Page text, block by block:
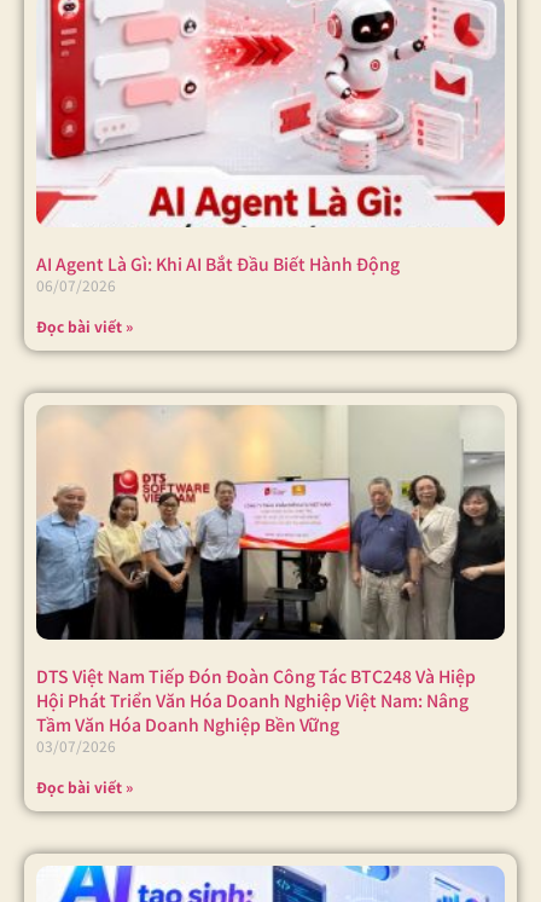
AI Agent Là Gì: Khi AI Bắt Đầu Biết Hành Động
06/07/2026
Đọc bài viết »
DTS Việt Nam Tiếp Đón Đoàn Công Tác BTC248 Và Hiệp
Hội Phát Triển Văn Hóa Doanh Nghiệp Việt Nam: Nâng
Tầm Văn Hóa Doanh Nghiệp Bền Vững
03/07/2026
Đọc bài viết »